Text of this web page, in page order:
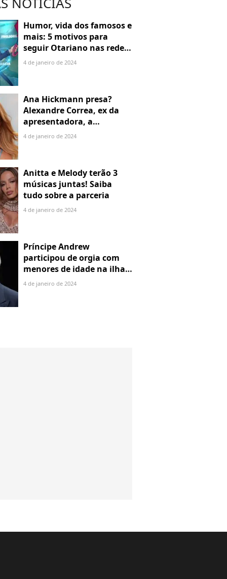
Humor, vida dos famosos e
mais: 5 motivos para
seguir Otariano nas redes
sociais
4 de janeiro de 2024
Ana Hickmann presa?
Alexandre Correa, ex da
apresentadora, a
denuncia por alienação
4 de janeiro de 2024
Anitta e Melody terão 3
músicas juntas! Saiba
tudo sobre a parceria
4 de janeiro de 2024
Príncipe Andrew
participou de orgia com
menores de idade na ilha
de Jeffrey Epstein, chefe de
4 de janeiro de 2024